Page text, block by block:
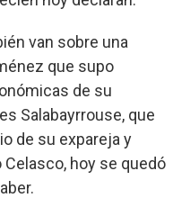
van sobre una
que supo
de su
Salabayrrouse, que
de su expareja y
hoy se quedó